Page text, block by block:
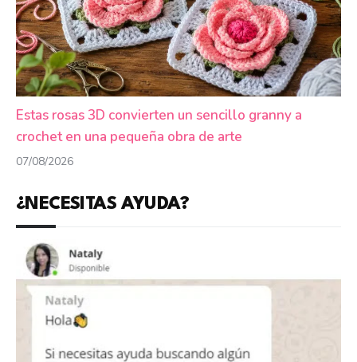
Estas rosas 3D convierten un sencillo granny a
crochet en una pequeña obra de arte
07/08/2026
¿NECESITAS AYUDA?